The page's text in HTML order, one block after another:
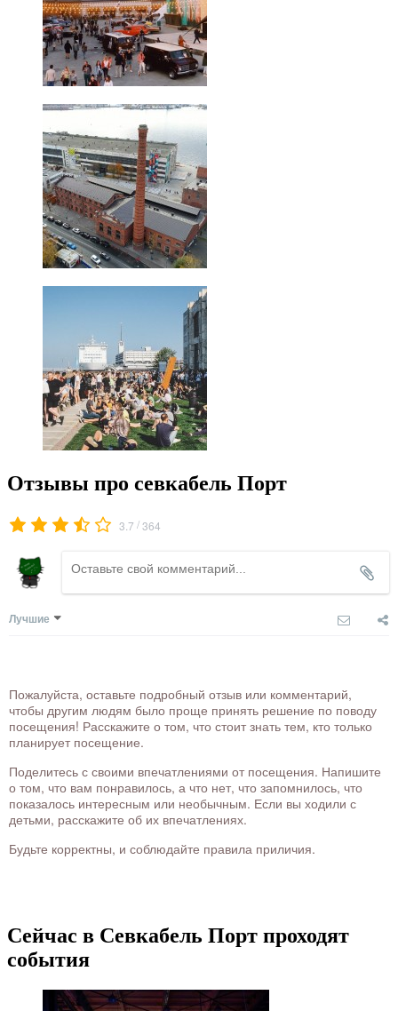
Отзывы про севкабель Порт
3.7 /364
Лучшие
Пожалуйста, оставьте подробный отзыв или комментарий,
чтобы другим людям было проще принять решение по поводу
посещения! Расскажите о том, что стоит знать тем, кто только
планирует посещение.
Поделитесь с своими впечатлениями от посещения. Напишите
о том, что вам понравилось, а что нет, что запомнилось, что
показалось интересным или необычным. Если вы ходили с
детьми, расскажите об их впечатлениях.
Будьте корректны, и соблюдайте правила приличия.
Сейчас в Севкабель Порт проходят
события